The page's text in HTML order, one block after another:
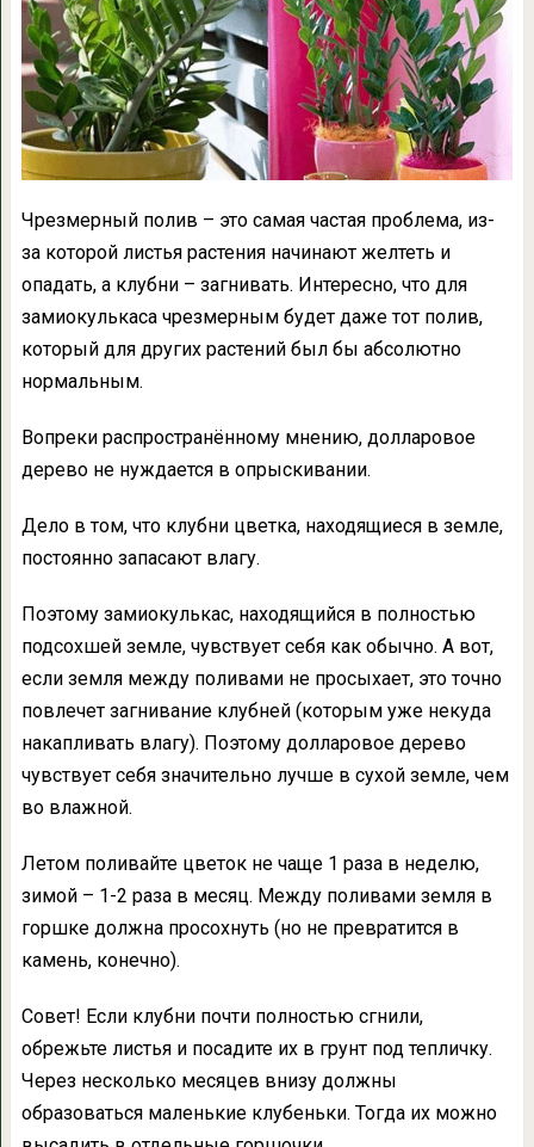
Чрезмерный полив – это самая частая проблема, из-
за которой листья растения начинают желтеть и
опадать, а клубни – загнивать. Интересно, что для
замиокулькаса чрезмерным будет даже тот полив,
который для других растений был бы абсолютно
нормальным.
Вопреки распространённому мнению, долларовое
дерево не нуждается в опрыскивании.
Дело в том, что клубни цветка, находящиеся в земле,
постоянно запасают влагу.
Поэтому замиокулькас, находящийся в полностью
подсохшей земле, чувствует себя как обычно. А вот,
если земля между поливами не просыхает, это точно
повлечет загнивание клубней (которым уже некуда
накапливать влагу). Поэтому долларовое дерево
чувствует себя значительно лучше в сухой земле, чем
во влажной.
Летом поливайте цветок не чаще 1 раза в неделю,
зимой – 1-2 раза в месяц. Между поливами земля в
горшке должна просохнуть (но не превратится в
камень, конечно).
Совет! Если клубни почти полностью сгнили,
обрежьте листья и посадите их в грунт под тепличку.
Через несколько месяцев внизу должны
образоваться маленькие клубеньки. Тогда их можно